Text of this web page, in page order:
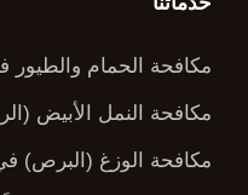
مكافحة الحمام والطيور
مكافحة النمل الأبيض
مكافحة الوزغ (البرص)